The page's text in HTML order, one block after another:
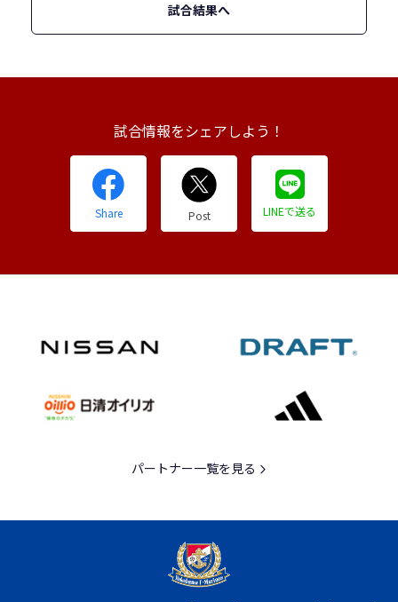
試合結果へ
試合情報をシェアしよう！
Share Post LINEで送る
パートナー一覧を見る